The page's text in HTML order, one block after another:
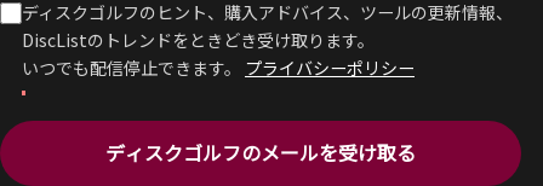
ディスクゴルフのヒント、購入アドバイス、ツールの更新情報、
DiscListのトレンドをときどき受け取ります。
いつでも配信停止できます。 プライバシーポリシー
ディスクゴルフのメールを受け取る